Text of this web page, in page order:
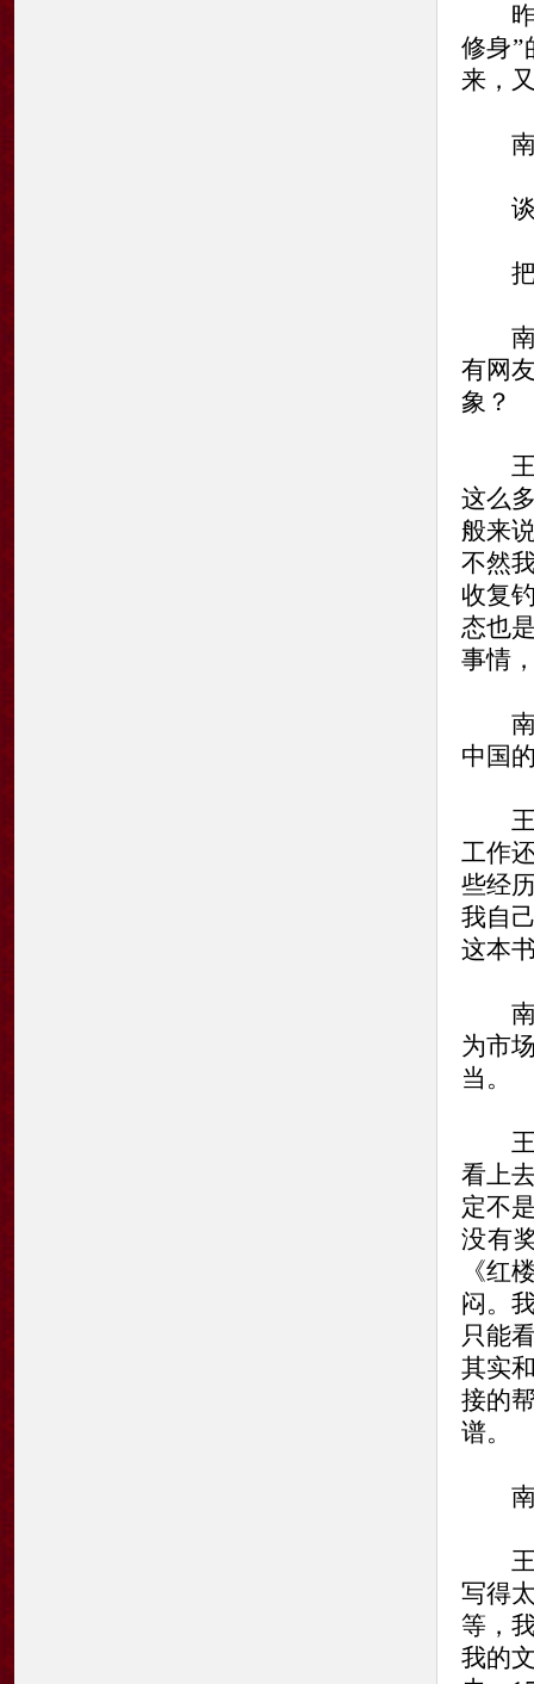
昨日
修身”
来，
南
谈
把
南
有网
象？
王
这么
般来
不然
收复
态也
事情
南
中国
王
工作
些经
我自
这本
南
为市
当。
王
看上
定不
没有
《红
闷。
只能
其实
接的
谱。
南
王
写得
等，
我的